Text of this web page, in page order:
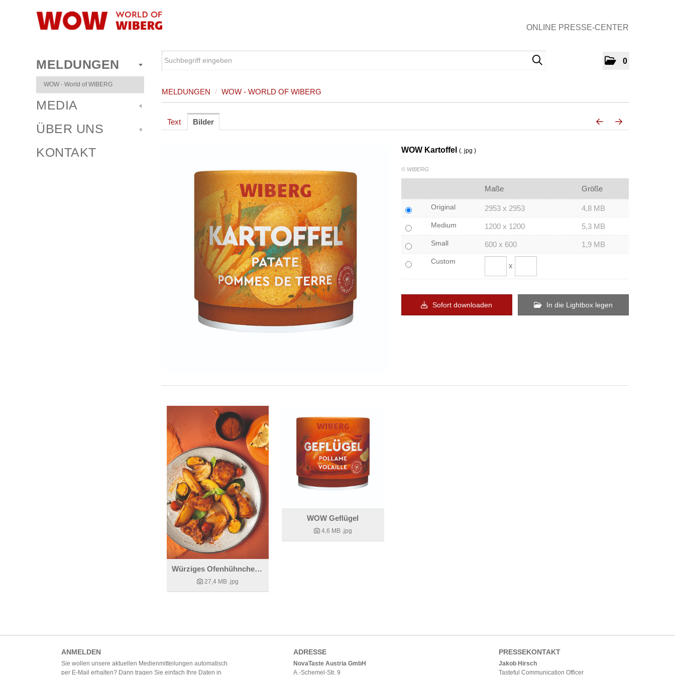
ONLINE PRESSE-CENTER
0
MELDUNGEN
WOW - World of WIBERG
MEDIA
ÜBER UNS
KONTAKT
MELDUNGEN / WOW - WORLD OF WIBERG
Text Bilder
WOW Kartoffel (. jpg )
© WIBERG
Maße Größe
Original 2953 x 2953 4,8 MB
Medium 1200 x 1200 5,3 MB
Small 600 x 600 1,9 MB
Custom x
Sofort downloaden In die Lightbox legen
Würziges Ofenhühnchen mit Kartoffeln und Gemüse
27,4 MB .jpg
WOW Geflügel
4,6 MB .jpg
ANMELDEN
Sie wollen unsere aktuellen Medienmitteilungen automatisch
per E-Mail erhalten? Dann tragen Sie einfach Ihre Daten in
ADRESSE
NovaTaste Austria GmbH
A.-Schemel-Str. 9
PRESSEKONTAKT
Jakob Hirsch
Tasteful Communication Officer